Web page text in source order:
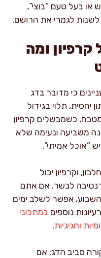
או בעל טעם “בוצי”,
לשנות לגמרי את הרושם.
קרפיון ומה
כי מדובר בדג
יחסית, תלוי בגידול
כשמבשלים קרפיון
משביעה ונעימה שלא
“אוכל אמיתי”.
וקרפיון יכול
לבשר. אם אתם
השבוע, אפשר לשלב ימים
נוספים במתכוני
וחגיגיות.
סביב הדג: אם